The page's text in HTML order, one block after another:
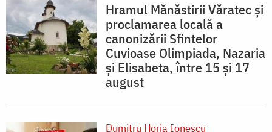
Hramul Mănăstirii Văratec și
proclamarea locală a
canonizării Sfintelor
Cuvioase Olimpiada, Nazaria
și Elisabeta, între 15 și 17
august
Dumitru Horia Ionescu